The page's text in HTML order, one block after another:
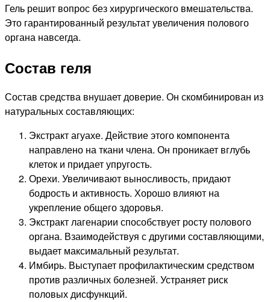
Гель решит вопрос без хирургического вмешательства.
Это гарантированный результат увеличения полового
органа навсегда.
Состав геля
Состав средства внушает доверие. Он скомбинирован из
натуральных составляющих:
Экстракт агуахе. Действие этого компонента
направлено на ткани члена. Он проникает вглубь
клеток и придает упругость.
Орехи. Увеличивают выносливость, придают
бодрость и активность. Хорошо влияют на
укрепление общего здоровья.
Экстракт лагенарии способствует росту полового
органа. Взаимодействуя с другими составляющими,
выдает максимальный результат.
Имбирь. Выступает профилактическим средством
против различных болезней. Устраняет риск
половых дисфункций.